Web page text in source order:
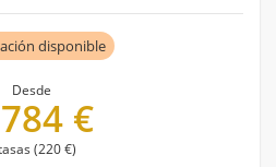
disponible
Desde
€
(220 €)